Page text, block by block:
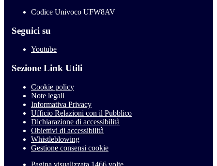
Codice Univoco UFW8AV
Seguici su
Youtube
Sezione Link Utili
Cookie policy
Note legali
Informativa Privacy
Ufficio Relazioni con il Pubblico
Dichiarazione di accessibilità
Obiettivi di accessibilità
Whistleblowing
Gestione consensi cookie
Pagina visualizzata 1466 volte